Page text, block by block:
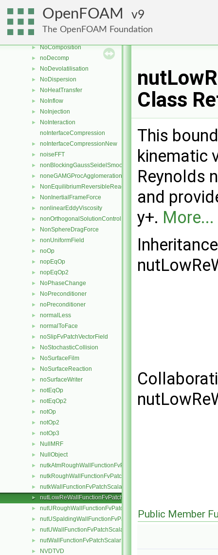
OpenFOAM 9
The OpenFOAM Foundation
► NoBreakup
► noChemistrySolver
►
► NoComposition
► noDecomp
► NoDevolatilisation
► NoDispersion
► NoHeatTransfer
► NoInflow
► NoInjection
►
NoInteraction
noInterfaceCompression
► noInterfaceCompressionNew
► noiseFFT
► nonBlockingGaussSeidelSmoother
► noneGAMGProcAgglomeration
► NonEquilibriumReversibleReaction
► NonInertialFrameForce
► nonlinearEddyViscosity
► nonOrthogonalSolutionControl
► NonSphereDragForce
► nonUniformField
► noOp
► nopEqOp
► nopEqOp2
► NoPhaseChange
► NoPreconditioner
► noPreconditioner
► normalLess
► normalToFace
► noSlipFvPatchVectorField
► NoStochasticCollision
► NoSurfaceFilm
► NoSurfaceReaction
► noSurfaceWriter
► notEqOp
► notEqOp2
► notOp
► notOp2
► notOp3
► NullMRF
► NullObject
► nutkAtmRoughWallFunctionFvPatchScalarField
► nutkRoughWallFunctionFvPatchScalarField
► nutkWallFunctionFvPatchScalarField
► nutLowReWallFunctionFvPatchScalarField
► nutURoughWallFunctionFvPatchScalarField
► nutUSpaldingWallFunctionFvPatchScalarField
► nutUWallFunctionFvPatchScalarField
► nutWallFunctionFvPatchScalarField
► NVDTVD
Class
This
kinematic
Reynolds
and
y+. More...
Public Member